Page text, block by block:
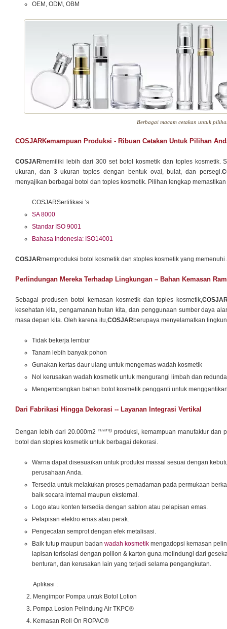
OEM, ODM, OBM
Berbagai macam cetakan untuk
COSJARKemampuan Produksi - Ribuan Cetakan Untuk Pilihan
COSJARmemiliki lebih dari 300 set botol kosmetik dan toples kosmetik.
ukuran, dan 3 ukuran toples dengan bentuk oval, bulat, dan persegi.
menyajikan berbagai botol dan toples kosmetik. Pilihan lengkap
COSJARSertifikasi 's
SA 8000
Standar ISO 9001
Bahasa Indonesia: ISO14001
COSJARmemproduksi botol kosmetik dan stoples kosmetik yang
Perlindungan Mereka Terhadap Lingkungan – Bahan Kemasan
Sebagai produsen botol kemasan kosmetik dan toples kosmetik,
kesehatan kita, pengamanan hutan kita, dan penggunaan sumber daya
masa depan kita. Oleh karena itu,COSJARberupaya menyelamatkan
Tidak bekerja lembur
Tanam lebih banyak pohon
Gunakan kertas daur ulang untuk mengemas wadah kosmetik
Nol kerusakan wadah kosmetik untuk mengurangi limbah dan
Mengembangkan bahan botol kosmetik pengganti untuk
Dari Fabrikasi Hingga Dekorasi -- Layanan Integrasi Vertikal
Dengan lebih dari 20.000m2 ruang produksi, kemampuan manufaktur dan
botol dan stoples kosmetik untuk berbagai dekorasi.
Warna dapat disesuaikan untuk produksi massal sesuai dengan
perusahaan Anda.
Tersedia untuk melakukan proses pemadaman pada permukaan
baik secara internal maupun eksternal.
Logo atau konten tersedia dengan sablon atau pelapisan emas.
Pelapisan elektro emas atau perak.
Pengecatan semprot dengan efek metalisasi.
Baik tutup maupun badan wadah kosmetik mengadopsi kemasan
lapisan terisolasi dengan polilon & karton guna melindungi dari
benturan, dan kerusakan lain yang terjadi selama pengangkutan.
Aplikasi :
Mengimpor Pompa untuk Botol Lotion
Pompa Losion Pelindung Air TKPC®
Kemasan Roll On ROPAC®